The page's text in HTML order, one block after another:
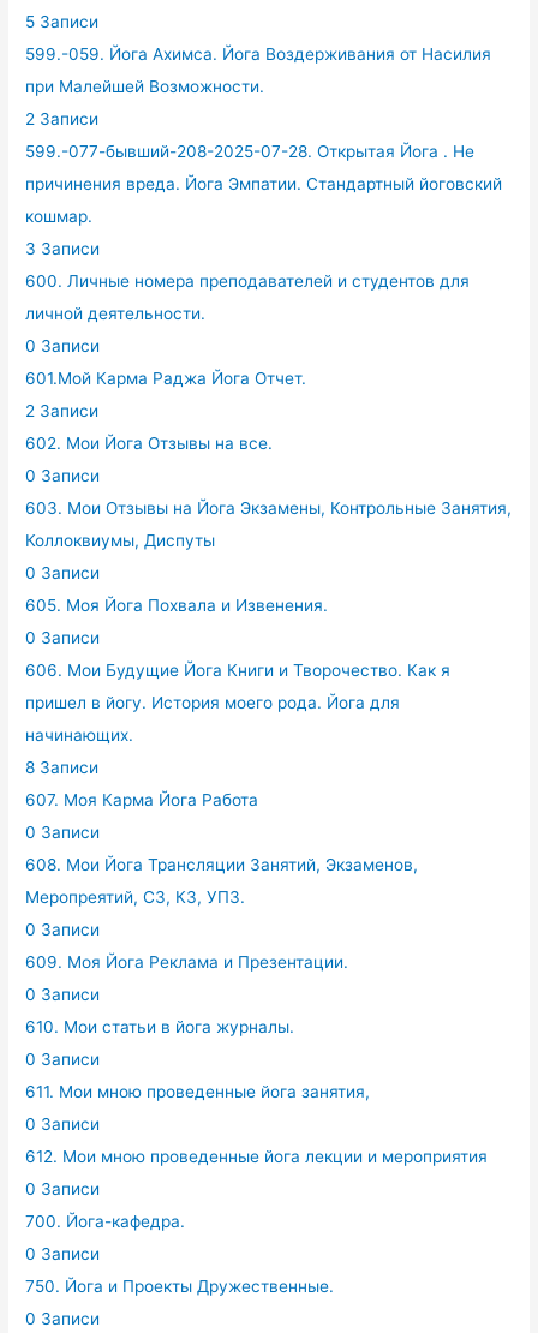
5 Записи
599.-059. Йога Ахимса. Йога Воздерживания от Насилия
при Малейшей Возможности.
2 Записи
599.-077-бывший-208-2025-07-28. Открытая Йога . Не
причинения вреда. Йога Эмпатии. Стандартный йоговский
кошмар.
3 Записи
600. Личные номера преподавателей и студентов для
личной деятельности.
0 Записи
601.Мой Карма Раджа Йога Отчет.
2 Записи
602. Мои Йога Отзывы на все.
0 Записи
603. Мои Отзывы на Йога Экзамены, Контрольные Занятия,
Коллоквиумы, Диспуты
0 Записи
605. Моя Йога Похвала и Извенения.
0 Записи
606. Мои Будущие Йога Книги и Творочество. Как я
пришел в йогу. История моего рода. Йога для
начинающих.
8 Записи
607. Моя Карма Йога Работа
0 Записи
608. Мои Йога Трансляции Занятий, Экзаменов,
Меропреятий, СЗ, КЗ, УПЗ.
0 Записи
609. Моя Йога Реклама и Презентации.
0 Записи
610. Мои статьи в йога журналы.
0 Записи
611. Мои мною проведенные йога занятия,
0 Записи
612. Мои мною проведенные йога лекции и мероприятия
0 Записи
700. Йога-кафедра.
0 Записи
750. Йога и Проекты Дружественные.
0 Записи